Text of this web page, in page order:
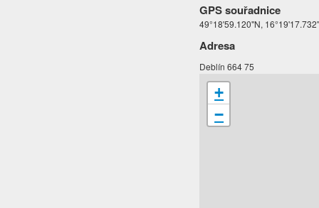
GPS souřadnice
49°18'59.120"N,
Adresa
Deblín 664 75
+
−